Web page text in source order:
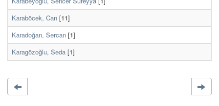
Karaböcek, Can [11]
Karadoğan, Sercan [1]
Karagözoğlu, Seda [1]